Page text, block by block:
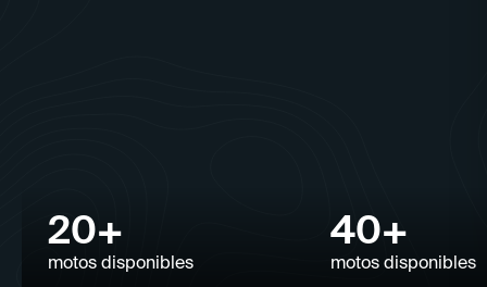
20+
motos disponibles
40+
motos disponibles